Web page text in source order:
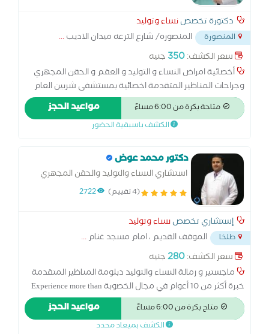
دكتورة تخصصنساء وتوليد
المنصورة المنصوره/ شارع الترعه ميدان الاديب...
سعر الكشف:350 جنيه
أخصائية امراض النساء و التوليد و العقم و الحقن المجهري
وجراحات المناظير المتقدمة اخصائية بمستشفى شربين العام
سابقا ومستشفى المنصورة العام الجديده سابقا ومستشفى
الشاطبي للنساء والتوليد السكندرية سابقا دبلومة امراض
النساء والتوليد جامعة بنها ماجستير امراض النساء والتوليد
الاكلينكيه لأمراض النساء والتوليد الكشف باحدث سونار رباعي
الابعاد سعر الكشف يشمل السونار برنامج متكامل لمتابعة
الحمل و الولادة بدون الم.عمليات تجميل المهبل و شد تضيق
المهبل ، جراحات المناظير المتقدمة.
متاحة بكرة من 6:00 مساءً مواعيد الحجز
الكشف باسبقية الحضور
دكتور محمد عوض
استشاري النساء والتوليد والحقن المجهري
والمناظير IVF, ICSI consultant
(4 تقييم) 2722
إستشاري تخصصنساء وتوليد
طلخا الموقف القديم ، امام مسجد غنام...
سعر الكشف:280جنيه
ماجستير و زمالة النساء والتوليد دبلومة المناظير المتقدمة
خبرة أكثر من 10 أعوام في مجال الخصوبة Experience more than
10y at Royal Fertility Centre خبرة في الحقن المجهري مركز
الأهرام للخصوبة خبرة في الحقن المجهري والمناظير مركز رويال
متاح بكرة من 6:00 مساءً مواعيد الحجز
الكشف بميعاد محدد